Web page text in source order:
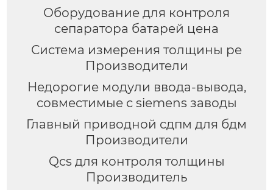
Оборудование для контроля
сепаратора батарей цена
Система измерения толщины pe
Производители
Недорогие модули ввода-вывода,
совместимые с siemens заводы
Главный приводной сдпм для бдм
Производители
Qcs для контроля толщины
Производитель